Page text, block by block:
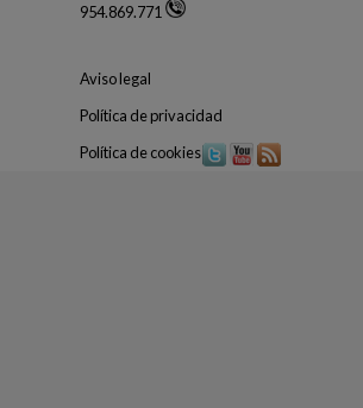
954.869.771
Aviso legal
Política de privacidad
Política de cookies